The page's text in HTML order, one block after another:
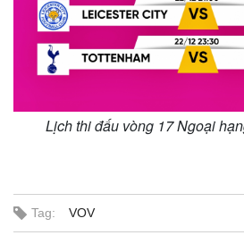
Lịch thi đấu vòng 17 Ngoại
Tag: VOV